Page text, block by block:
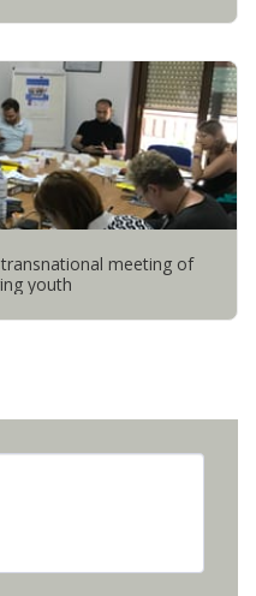
meeting of
youth